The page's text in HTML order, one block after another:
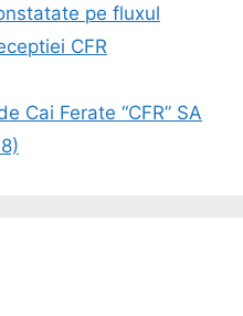
pe fluxul
CFR
Cai Ferate “CFR” SA